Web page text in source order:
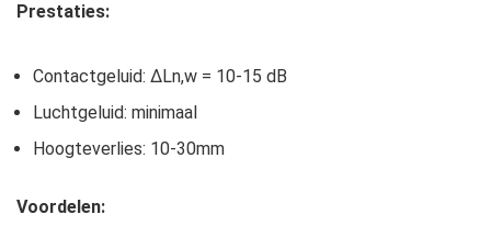
Prestaties:
Contactgeluid: ΔLn,w = 10-15 dB
Luchtgeluid: minimaal
Hoogteverlies: 10-30mm
Voordelen: